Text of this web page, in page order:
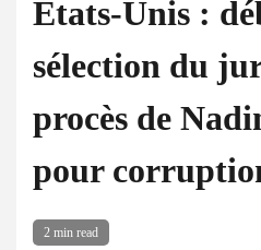
États-Unis :
sélection du
procès de
pour
2 min read